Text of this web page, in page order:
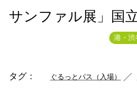
サンファル展」国
港・渋
タグ： ぐるっとパス（入場）